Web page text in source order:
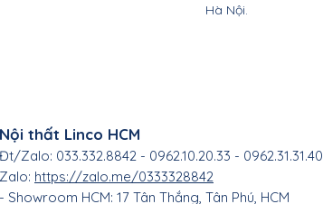
Hà Nội.
Nội thất Linco HCM
Đt/Zalo: 033.332.8842 - 0962.10.20.33 - 0962.31.31.40
Zalo: https://zalo.me/0333328842
- Showroom HCM: 17 Tân Thắng, Tân Phú, HCM